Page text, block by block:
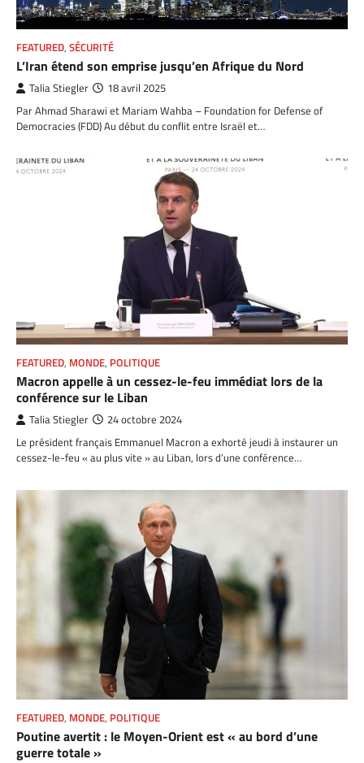
FEATURED, SÉCURITÉ
L’Iran étend son emprise jusqu’en Afrique du Nord
Talia Stiegler 18 avril 2025
Par Ahmad Sharawi et Mariam Wahba – Foundation for Defense of
Democracies (FDD) Au début du conflit entre Israël et…
FEATURED, MONDE, POLITIQUE
Macron appelle à un cessez-le-feu immédiat lors de la
conférence sur le Liban
Talia Stiegler 24 octobre 2024
Le président français Emmanuel Macron a exhorté jeudi à instaurer un
cessez-le-feu « au plus vite » au Liban, lors d’une conférence…
FEATURED, MONDE, POLITIQUE
Poutine avertit : le Moyen-Orient est « au bord d’une
guerre totale »